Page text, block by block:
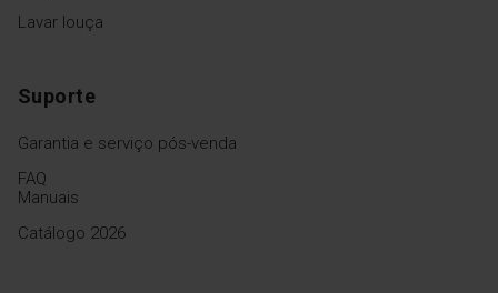
Lavar louça
Suporte
Garantia e serviço pós-venda
FAQ
Manuais
Catálogo 2026